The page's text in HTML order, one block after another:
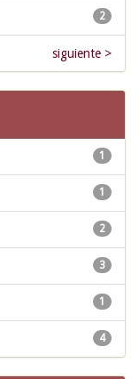
2
siguiente >
1
1
2
3
1
4